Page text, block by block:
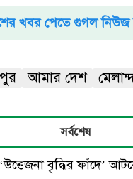
খবর পেতে গুগল নিউজ
আমার দেশ
সর্বশেষ
বৃদ্ধির ফাঁদে’